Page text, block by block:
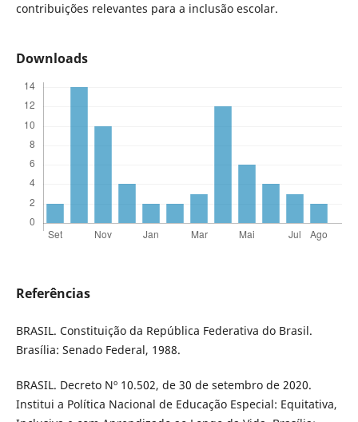
contribuições relevantes para a inclusão escolar.
Downloads
Referências
BRASIL. Constituição da República Federativa do Brasil.
Brasília: Senado Federal, 1988.
BRASIL. Decreto Nº 10.502, de 30 de setembro de 2020.
Institui a Política Nacional de Educação Especial: Equitativa,